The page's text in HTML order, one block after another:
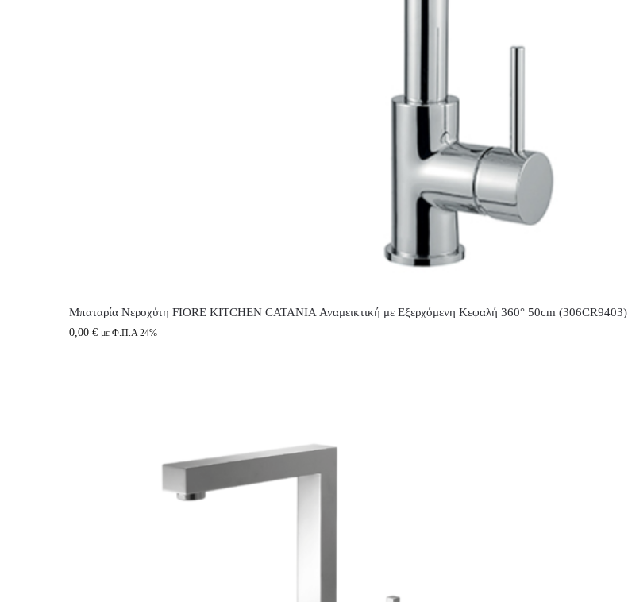
Μπαταρία Νεροχύτη FIORE KITCHEN CATANIA Αναμεικτική με Εξερχόμενη Κεφαλή 360° 50cm (306CR9403)
0,00 € με Φ.Π.Α 24%